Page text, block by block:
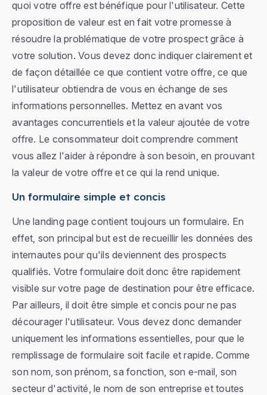
quoi votre offre est bénéfique pour l'utilisateur. Cette
proposition de valeur est en fait votre promesse à
résoudre la problématique de votre prospect grâce à
votre solution. Vous devez donc indiquer clairement et
de façon détaillée ce que contient votre offre, ce que
l'utilisateur obtiendra de vous en échange de ses
informations personnelles. Mettez en avant vos
avantages concurrentiels et la valeur ajoutée de votre
offre. Le consommateur doit comprendre comment
vous allez l'aider à répondre à son besoin, en prouvant
la valeur de votre offre et ce qui la rend unique.
Un formulaire simple et concis
Une landing page contient toujours un formulaire. En
effet, son principal but est de recueillir les données des
internautes pour qu'ils deviennent des prospects
qualifiés. Votre formulaire doit donc être rapidement
visible sur votre page de destination pour être efficace.
Par ailleurs, il doit être simple et concis pour ne pas
décourager l'utilisateur. Vous devez donc demander
uniquement les informations essentielles, pour que le
remplissage de formulaire soit facile et rapide. Comme
son nom, son prénom, sa fonction, son e-mail, son
secteur d'activité, le nom de son entreprise et toutes